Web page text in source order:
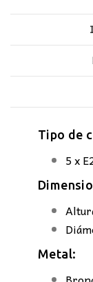
Tipo de
5 x
Metal: